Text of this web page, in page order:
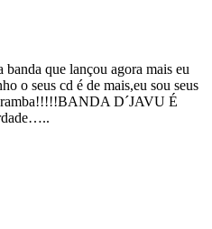
banda que lançou agora mais eu
o seus cd é de mais,eu sou seus
D´JAVU É